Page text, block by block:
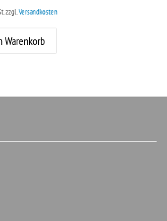
zzgl.Versandkosten
Warenkorb